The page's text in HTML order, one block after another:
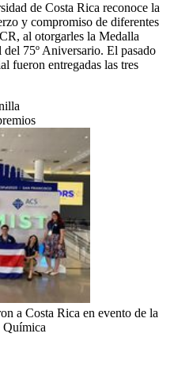
de Costa Rica reconoce la
y compromiso de diferentes
al otorgarles la Medalla
75º Aniversario. El pasado
fueron entregadas las tres
a Costa Rica en evento de la
Química